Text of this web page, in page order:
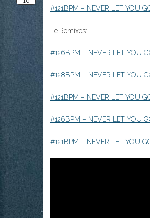
#121BPM – NEVER LET YOU
Le Remixes:
#126BPM – NEVER LET YOU
#128BPM – NEVER LET YOU
#121BPM – NEVER LET YOU
#126BPM – NEVER LET YOU
#121BPM – NEVER LET YOU